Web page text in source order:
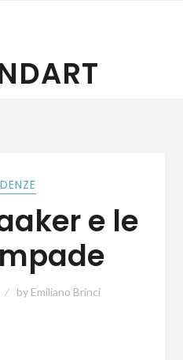
e le
by Emiliano Brinci